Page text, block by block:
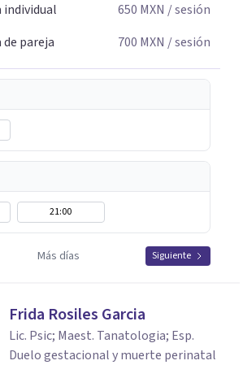
650 MXN / sesión
pareja
700 MXN / sesión
21:00
Más días Siguiente
Frida Rosiles Garcia
Lic. Psic; Maest. Tanatologia; Esp.
Duelo gestacional y muerte perinatal